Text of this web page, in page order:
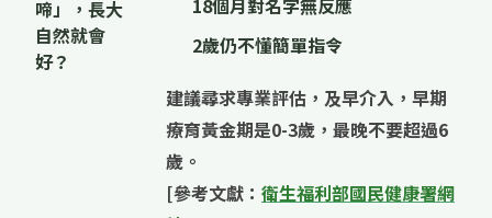
啼」，長大
自然就會
好？
18個月對名字無反應
2歲仍不懂簡單指令
建議尋求專業評估，及早介入，早期
療育黃金期是0-3歲，最晚不要超過6
歲。
[參考文獻： 衛生福利部國民健康署網